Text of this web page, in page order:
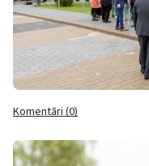
Komentāri (0)